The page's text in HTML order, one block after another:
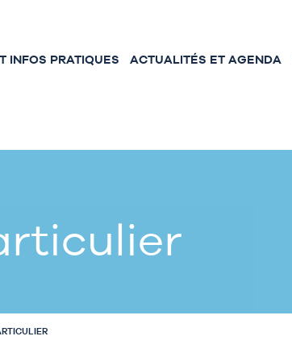
INFOS PRATIQUES ACTUALITÉS ET AGENDA